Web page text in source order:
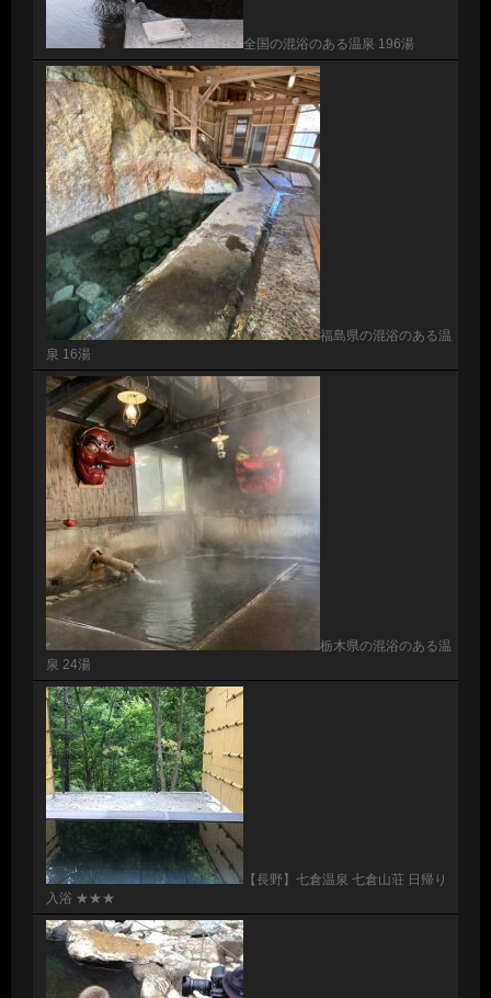
全国の混浴のある温泉 196湯
福島県の混浴のある温
泉 16湯
栃木県の混浴のある温
泉 24湯
【長野】七倉温泉 七倉山荘 日帰り
入浴 ★★★